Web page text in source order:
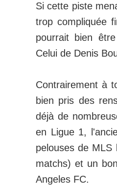
Si cette piste
trop compliquée
pourrait bien
Celui de Denis
Contrairement à
bien pris des
déjà de
en Ligue 1,
pelouses de
matchs) et un
Angeles FC.